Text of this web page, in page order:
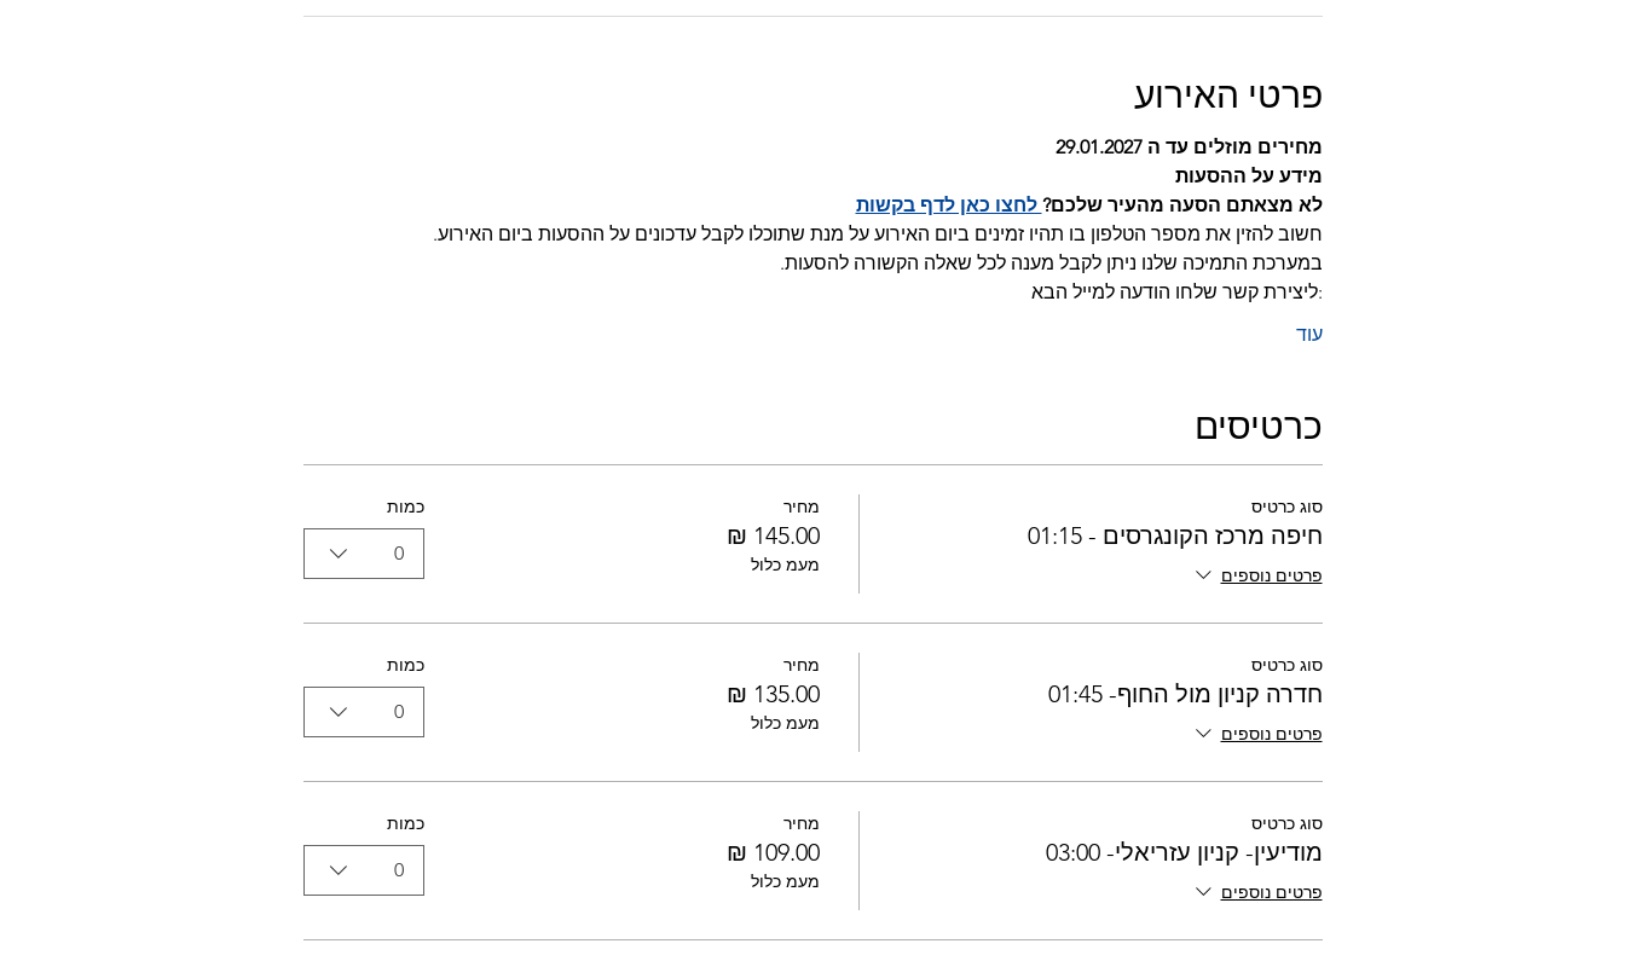
פרטי האירוע
מחירים מוזלים עד ה 29.01.2027
מידע על ההסעות
לא מצאתם הסעה מהעיר שלכם? לחצו כאן לדף בקשות
חשוב להזין את מספר הטלפון בו תהיו זמינים ביום האירוע על מנת שתוכלו לקבל עדכונים על ההסעות ביום האירוע.
במערכת התמיכה שלנו ניתן לקבל מענה לכל שאלה הקשורה להסעות.
:ליצירת קשר שלחו הודעה למייל הבא
עוד
כרטיסים
סוג כרטיס
חיפה מרכז הקונגרסים - 01:15
פרטים נוספים
מחיר
מעמ כלול
כמות
0
סוג כרטיס
חדרה קניון מול החוף- 01:45
פרטים נוספים
מחיר
מעמ כלול
כמות
0
סוג כרטיס
מודיעין- קניון עזריאלי- 03:00
פרטים נוספים
מחיר
מעמ כלול
כמות
0